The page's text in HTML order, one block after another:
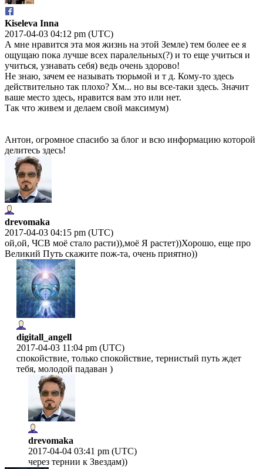
Kiseleva Inna
2017-04-03 04:12 pm (UTC)
А мне нравится эта моя жизнь на этой Земле) тем более ее я
ощущаю пока лучше всех паралельных(?) и то еще учиться и
учиться, узнавать себя) ведь очень здорово!
Не знаю, зачем ее называть тюрьмой и т д. Кому-то здесь
действительно так плохо? Хм... но вы все-таки здесь. Значит
ваше место здесь, нравится вам это или нет.
Так что живем и делаем свой максимум)
Антон, огромное спасибо за блог и всю информацию которой
делитесь здесь!
drevomaka
2017-04-03 04:15 pm (UTC)
ой,ой, ЧСВ моё стало расти)),моё Я растет))Хорошо, еще про
Великий Путь скажите пож-та, очень приятно))
digitall_angell
2017-04-03 11:04 pm (UTC)
спокойствие, только спокойствие, тернистый путь ждет
тебя, молодой падаван )
drevomaka
2017-04-04 03:41 pm (UTC)
через тернии к Звездам))